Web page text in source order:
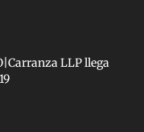
LLP llega